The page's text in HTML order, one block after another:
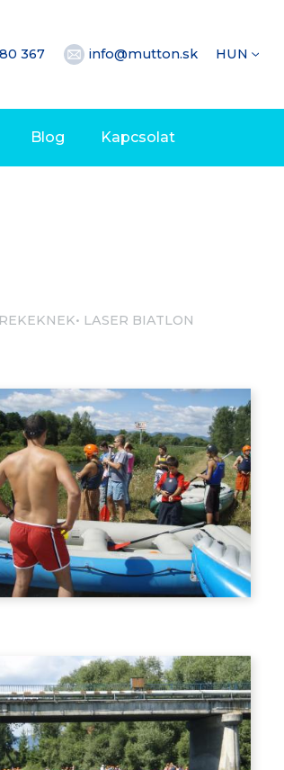
367 info@mutton.sk HUN
Blog Kapcsolat
LASER BIATLON